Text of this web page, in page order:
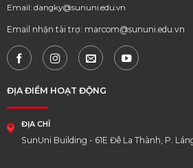
Email: dangky@sununi.edu.vn
Email nhận tài trợ: marcom@sununi.edu.vn
ĐỊA ĐIỂM HOẠT ĐỘNG
ĐỊA CHỈ
SunUni Building - 61E Đê La Thành, P.